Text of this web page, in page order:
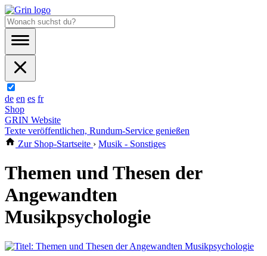
de en es fr
Shop
GRIN Website
Texte veröffentlichen, Rundum-Service genießen
Zur Shop-Startseite › Musik - Sonstiges
Themen und Thesen der
Angewandten
Musikpsychologie